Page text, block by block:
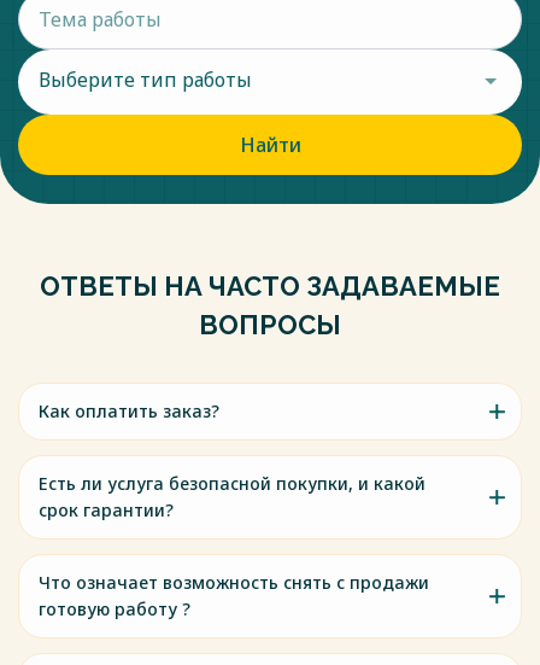
Выберите тип работы
Найти
ОТВЕТЫ НА ЧАСТО ЗАДАВАЕМЫЕ
ВОПРОСЫ
Как оплатить заказ?
Есть ли услуга безопасной покупки, и какой
срок гарантии?
Что означает возможность снять с продажи
готовую работу ?